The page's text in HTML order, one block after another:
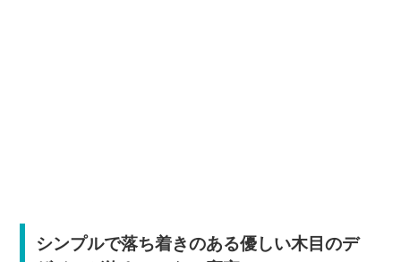
シンプルで落ち着きのある優しい木目のデ